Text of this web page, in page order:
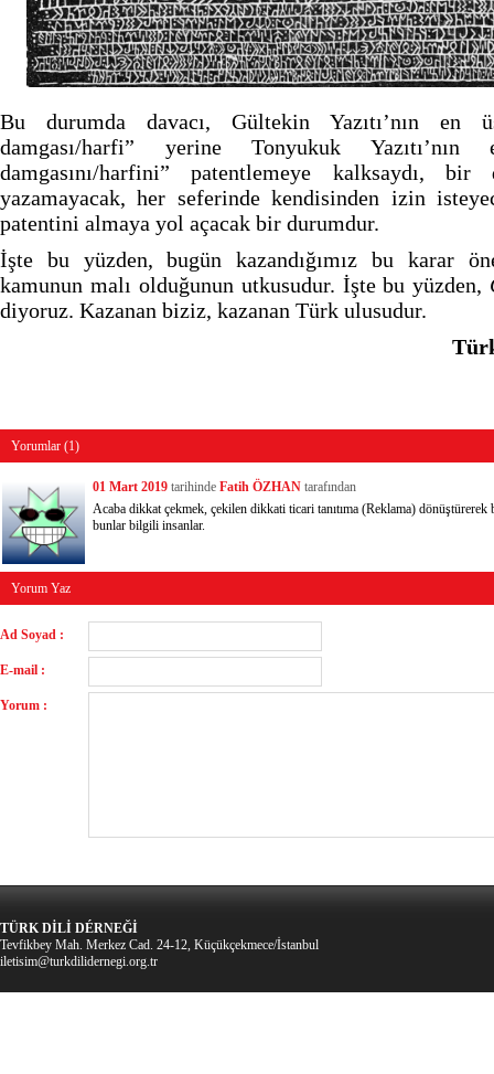
Bu durumda davacı, Gültekin Yazıtı’nın en
damgası/harfi” yerine Tonyukuk
damgasını/harfini” patentlemeye kalksaydı,
yazamayacak, her seferinde kendisinden izin
patentini almaya yol açacak bir durumdur.
İşte bu yüzden, bugün kazandığımız bu karar
kamunun malı olduğunun utkusudur. İşte bu yüzden,
diyoruz. Kazanan biziz, kazanan Türk ulusudur.
Yorumlar (1)
01 Mart 2019 tarihinde Fatih ÖZHAN tarafından
Acaba dikkat çekmek, çekilen dikkati ticari tanıtıma (Reklama) dönüştürerek
bunlar bilgili insanlar.
Yorum Yaz
Ad Soyad :
E-mail :
Yorum :
TÜRK DİLİ DÉRNEĞİ
Tevfikbey Mah. Merkez Cad. 24-12, Küçükçekmece/İstanbul
iletisim@turkdilidernegi.org.tr